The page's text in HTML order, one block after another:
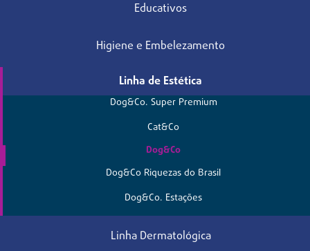
Educativos
Higiene e Embelezamento
Linha de Estética
Dog&Co. Super Premium
Cat&Co
Dog&Co
Dog&Co Riquezas do Brasil
Dog&Co. Estações
Linha Dermatológica